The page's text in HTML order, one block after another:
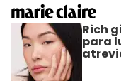
Rich
para